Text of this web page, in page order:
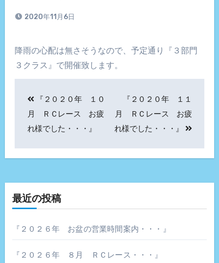
2020年11月6日
降雨の心配は無さそうなので、予定通り『３部門
３クラス』で開催致します。
稿
ナ
ビ
シ
ョ
ン
『２０２０年 １０
月 ＲＣレース お疲
れ様でした・・・』
『２０２０年 １１
月 ＲＣレース お疲
れ様でした・・・』
最近の投稿
『２０２６年 お盆の営業時間案内・・・』
『２０２６年 ８月 ＲＣレース・・・』